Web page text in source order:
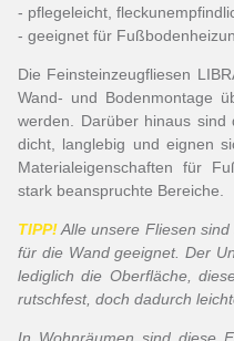
- pflegeleicht,
- geeignet für
Die Feinsteinzeugfliesen
Wand- und Bodenmontage
werden. Darüber hinaus sind
dicht, langlebig und eignen
Materialeigenschaften für
stark beanspruchte Bereiche.
TIPP! Alle unsere Fliesen
für die Wand geeignet. Der
lediglich die Oberfläche,
rutschfest, doch dadurch
In Wohnräumen sind diese